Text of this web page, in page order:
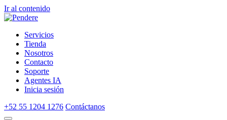
Ir al contenido
Servicios
Tienda
Nosotros
Contacto
Soporte
Agentes IA
Inicia sesión
+52 55 1204 1276 Contáctanos